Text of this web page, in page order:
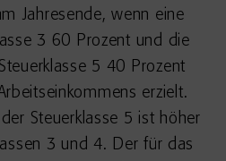
Jahresende, wenn eine
3 60 Prozent und die
5 40 Prozent
erzielt.
Steuerklasse 5 ist höher
3 und 4. Der für das